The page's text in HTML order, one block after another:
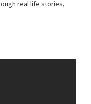
real life stories,